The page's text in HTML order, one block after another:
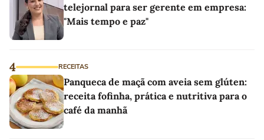
telejornal para ser gerente em empresa:
"Mais tempo e paz"
4 RECEITAS
Panqueca de maçã com aveia sem glúten:
receita fofinha, prática e nutritiva para o
café da manhã